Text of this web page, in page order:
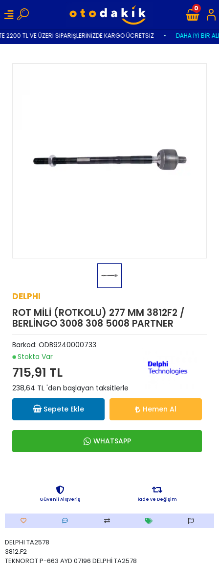
2200 TL VE ÜZERİ SİPARİŞLERİNİZDE KARGO ÜCRETSİZ • DAHA İYİ BİR
0
DELPHI
ROT MİLİ (ROTKOLU) 277 MM 3812F2 /
BERLİNGO 3008 308 5008 PARTNER
Barkod: ODB9240000733
Stokta Var
715,91 TL
238,64 TL 'den başlayan taksitlerle
Sepete Ekle Hemen Al
WHATSAPP
Güvenli Alışveriş İade ve Değişim
DELPHI TA2578
3812.F2
TEKNOROT P-663 AYD 07196 DELPHİ TA2578